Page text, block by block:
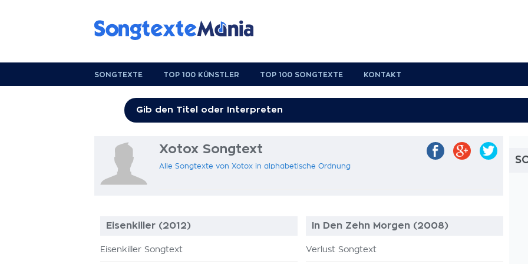
SONGTEXTE TOP 100 KÜNSTLER TOP 100 SONGTEXTE KONTAKT
Xotox Songtext
Alle Songtexte von Xotox in alphabetische Ordnung
Eisenkiller (2012)
Eisenkiller Songtext
In Den Zehn Morgen (2008)
Verlust Songtext